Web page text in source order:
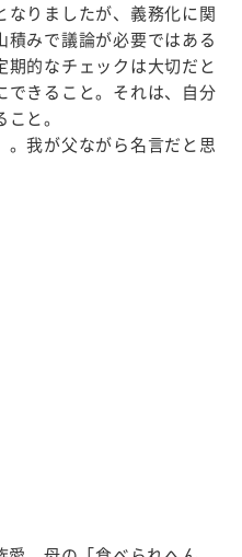
なりましたが、義務化に関
積みで議論が必要ではある
的なチェックは大切だと
できること。それは、自分
と。
。我が父ながら名言だと思